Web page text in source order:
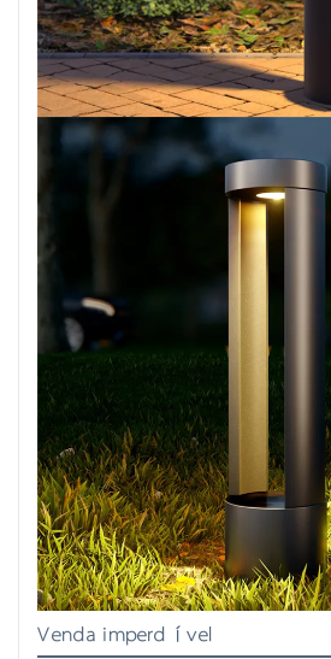
Venda imperdível